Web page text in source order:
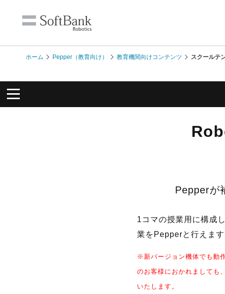
ホーム Pepper（教育向け） 教育機関向けコンテンツ スクールテ
Pepperが
1コマの授業用に構成
業をPepperと行えます
※新バージョン機体でも動
のお客様におかれましても
いたします。